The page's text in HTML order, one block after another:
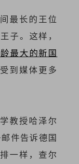
最长的王位
子。这样，
最大的新国
到媒体更多
教授哈泽尔
件告诉德国
一样，查尔